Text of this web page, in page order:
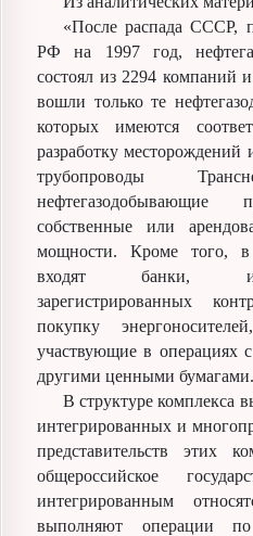
«После распада СССР,
РФ на 1997 год,
состоял из 2294 компаний
вошли только те
которых имеются
разработку месторождений
трубопроводы
нефтегазодобывающие
собственные или
мощности. Кроме того, в
входят банки,
зарегистрированных
покупку
участвующие в операциях
другими ценными бумагами.
В структуре комплекса
интегрированных и
представительств этих
общероссийское
интегрированным
выполняют операции по